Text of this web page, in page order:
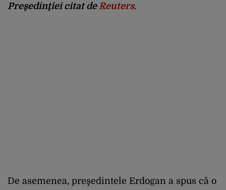
Preşedinţiei citat de Reuters.
De asemenea, preşedintele Erdogan a spus că o